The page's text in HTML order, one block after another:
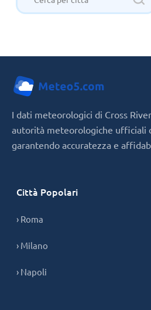
I dati meteorologici di Cross
autorità meteorologiche ufficiali
garantendo accuratezza e
Città Popolari
› Roma
› Milano
› Napoli